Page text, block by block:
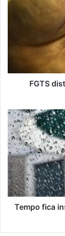
trabalhadores
FGTS
Tempo
fica
instável
no
RS
nesta
sexta;
há
alerta
deTempo fica